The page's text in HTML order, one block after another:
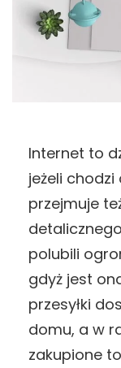
Internet to
jeżeli
przejmuje
polubili
gdyż jest
przesyłki
domu, a w
zakupione